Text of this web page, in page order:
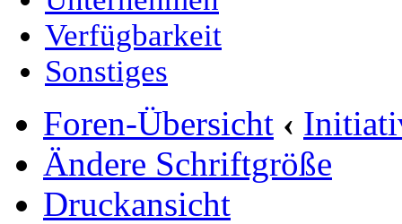
Verfügbarkeit
Sonstiges
Foren-Übersicht ‹
Ändere Schriftgröße
Druckansicht